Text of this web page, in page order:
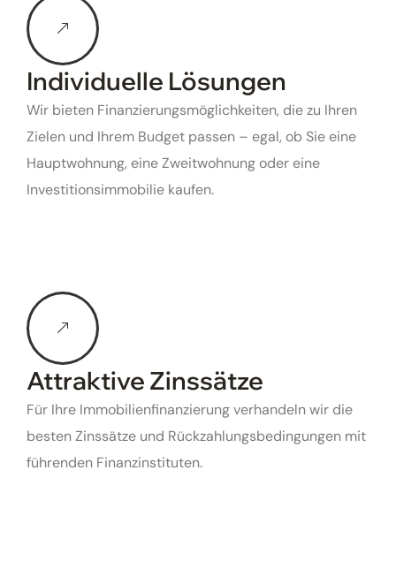
Individuelle Lösungen
Wir bieten Finanzierungsmöglichkeiten, die zu Ihren
Zielen und Ihrem Budget passen – egal, ob Sie eine
Hauptwohnung, eine Zweitwohnung oder eine
Investitionsimmobilie kaufen.
Attraktive Zinssätze
Für Ihre Immobilienfinanzierung verhandeln wir die
besten Zinssätze und Rückzahlungsbedingungen mit
führenden Finanzinstituten.